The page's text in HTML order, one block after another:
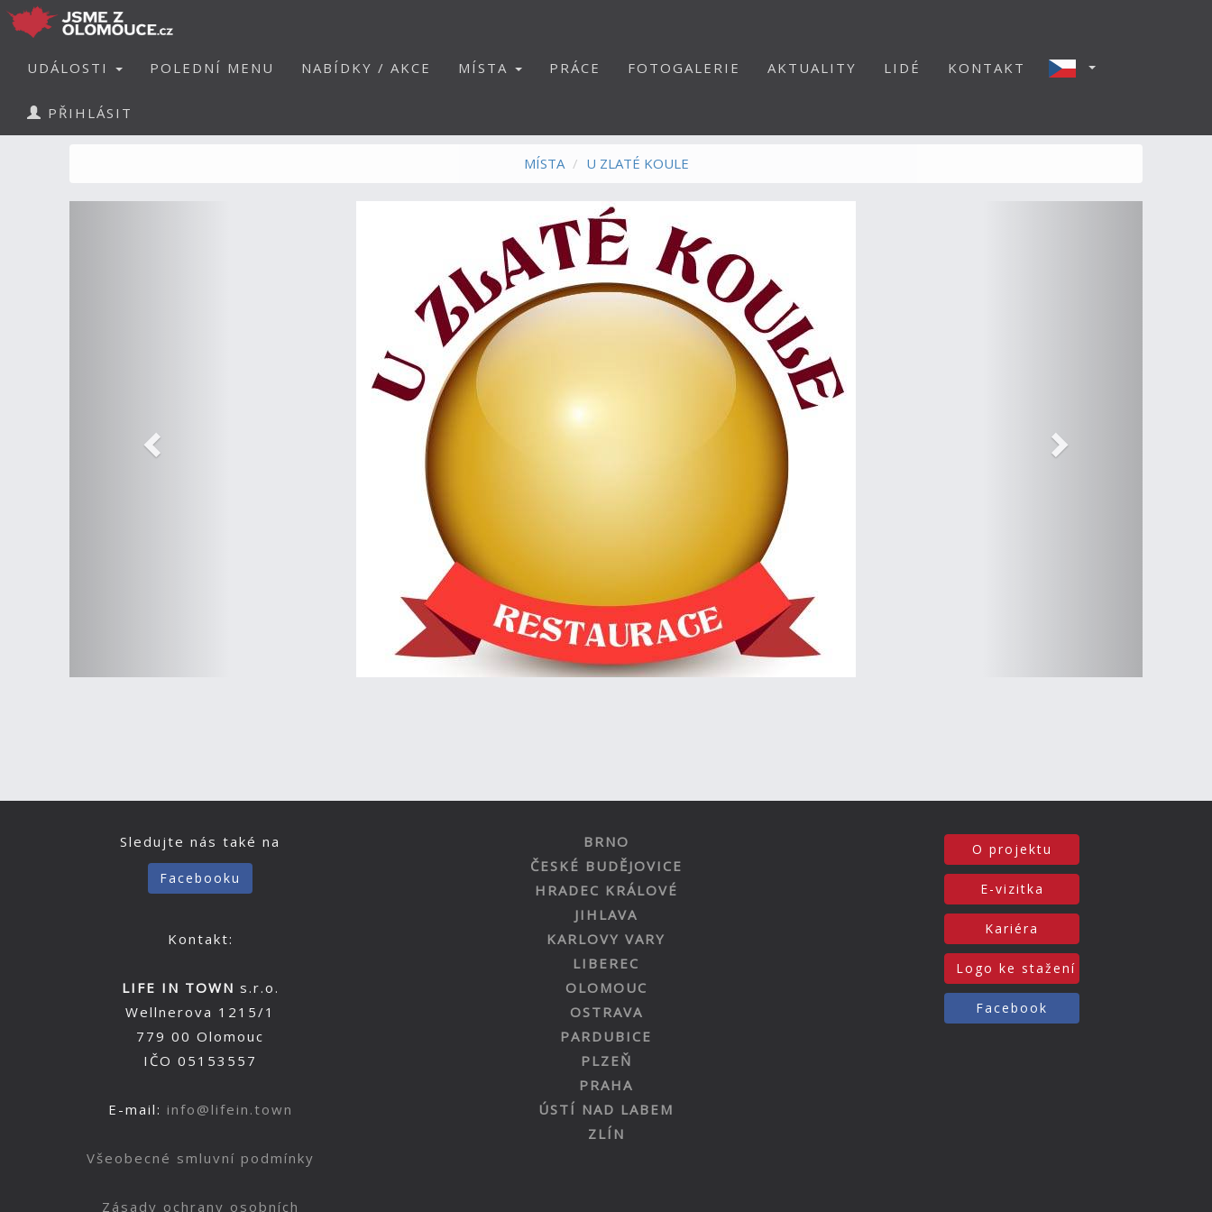
UDÁLOSTI POLEDNÍ MENU NABÍDKY / AKCE MÍSTA PRÁCE FOTOGALERIE AKTUALITY LIDÉ KONTAKT
PŘIHLÁSIT
MÍSTA U ZLATÉ KOULE
Sledujte nás také na
Facebooku
Kontakt:
LIFE IN TOWN s.r.o.
Wellnerova 1215/1
779 00 Olomouc
IČO 05153557
E-mail: info@lifein.town
Všeobecné smluvní podmínky
Zásady ochrany osobních
BRNO
ČESKÉ BUDĚJOVICE
HRADEC KRÁLOVÉ
JIHLAVA
KARLOVY VARY
LIBEREC
OLOMOUC
OSTRAVA
PARDUBICE
PLZEŇ
PRAHA
ÚSTÍ NAD LABEM
ZLÍN
O projektu
E-vizitka
Kariéra
Logo ke stažení
Facebook